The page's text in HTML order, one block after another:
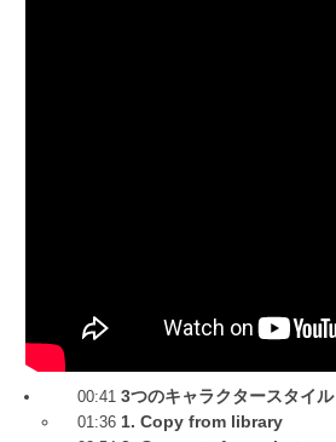
00:41 3つのキャラクタースタイル
01:36 1. Copy from library